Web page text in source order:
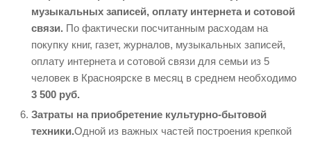
музыкальных записей, оплату интернета и сотовой
связи. По фактически посчитанным расходам на
покупку книг, газет, журналов, музыкальных записей,
оплату интернета и сотовой связи для семьи из 5
человек в Красноярске в месяц в среднем необходимо
3 500 руб.
Затраты на приобретение культурно-бытовой
техники.Одной из важных частей построения крепкой